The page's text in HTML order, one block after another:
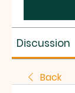
Discussion
Back